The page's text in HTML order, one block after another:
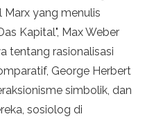
Marx yang menulis
Kapital", Max Weber
tentang rasionalisasi
George Herbert
simbolik, dan
sosiolog di